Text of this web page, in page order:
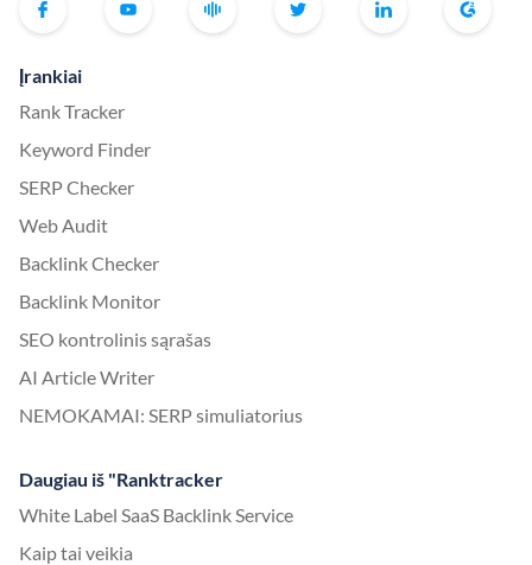
Įrankiai
Rank Tracker
Keyword Finder
SERP Checker
Web Audit
Backlink Checker
Backlink Monitor
SEO kontrolinis sąrašas
AI Article Writer
NEMOKAMAI: SERP simuliatorius
Daugiau iš "Ranktracker
White Label SaaS Backlink Service
Kaip tai veikia